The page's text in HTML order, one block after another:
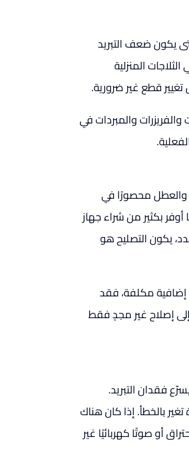
يكون ضعف التبريد
المنزلية
تغيير قطع غير ضرورية.
والمبردات في
والعطل محصورًا في
أوفر بكثير من شراء جهاز
يكون التصليح هو
إضافية مكلفة، فقد
إصلاح غير مجدٍ فقط
فقدان التبريد.
بالخطأ. إذا كان هناك
أو صوتًا كهربائيًا غير